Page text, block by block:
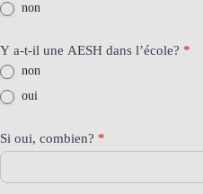
non
Y a-t-il une AESH dans l’école? *
non
oui
Si oui, combien? *